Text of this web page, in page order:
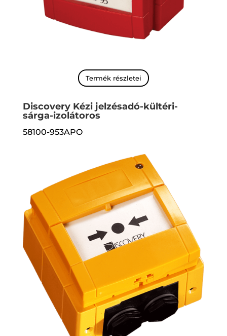
Termék részletei
Discovery Kézi jelzésadó-kültéri-
sárga-izolátoros
58100-953APO